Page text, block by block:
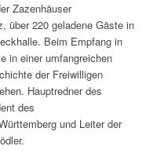
Zazenhäuser
über 220 geladene Gäste in
Beim Empfang in
in einer umfangreichen
der Freiwilligen
Hauptredner des
des
und Leiter der